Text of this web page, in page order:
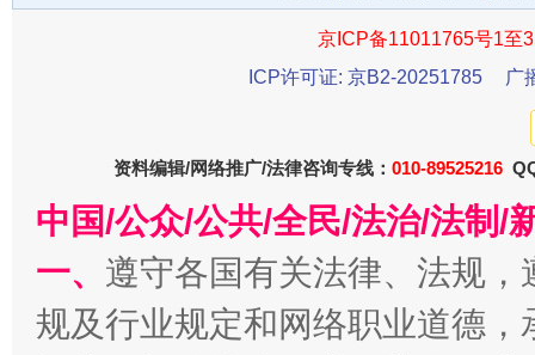
东山县通报“牛蛙产品抗生素超标问题”
京ICP备11011765号1至
ICP许可证: 京B2-20251785
广
资料编辑/网络推广/法律咨询专线： 010-89525216
中国/公众/公共/全民/法治/法制/
一、 遵守各国有关法律、法规
规及行业规定和网络职业道德